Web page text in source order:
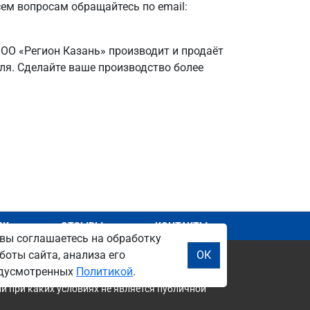
вопросам обращайтесь по email:
«Регион Казань» производит и продаёт
Сделайте ваше производство более
ОТЗЫВЫ КОНТАКТЫ
каких условиях не является публичной
соглашаетесь на обработку
сайта, анализа его
Политикой.
ОК